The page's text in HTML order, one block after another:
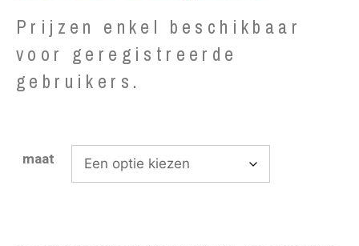
Prijzen enkel beschikbaar
voor geregistreerde
gebruikers.
maat